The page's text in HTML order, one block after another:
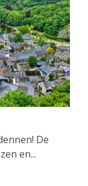
De
en...